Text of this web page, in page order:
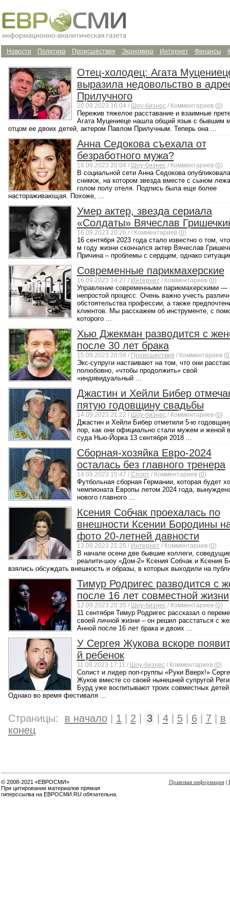
Финансы
Интернет
Экономика
Происшествия
Политика
Новости
Отец-холодец: Агата
выразила недовольство в
Прилучного
20.09.2023 16:04 / Шоу-бизнес/ Комментариев (0)
Пережив тяжелое расставание и взаимные
Агата Муцениеце нашла общий язык с бывшим
отцом ее двоих детей, актером Павлом Прилучным. Теперь она ...
Анна Седокова съехала от
безработного мужа?
18.09.2023 20:04 / Шоу-бизнес/ Комментариев (0)
В социальной сети Анна Седокова опубликовала
снимок, на котором звезда вместе с сыном
голом полу отеля. Подпись была еще более
настораживающая. Похоже, ...
Умер актер, звезда сериала
«Солдаты» Вячеслав
16.09.2023 20:26 / / Комментариев (0)
16 сентября 2023 года стало известно о том,
м году жизни скончался актер Вячеслав
Причина – проблемы с сердцем, однако
Современные парикмахерские
16.09.2023 14:27 / Интернет / Комментариев (0)
Управление современными парикмахерскими —
непростой процесс. Очень важно учесть
обстоятельства профессии, а также
клиентов. Мы расскажем об инструменте, с
которого ...
Хью Джекман разводится с
после 30 лет брака
15.09.2023 20:59 / Происшествия / Комментариев (0
Экс-супруги настаивают на том, что они
полюбовно, «чтобы продолжить» свой
«индивидуальный ...
Джастин и Хейли Бибер
пятую годовщину свадьбы
14.09.2023 21:22 / Шоу-бизнес/ Комментариев (0)
Джастин и Хейли Бибер отметили 5-ю
пор, как они официально стали мужем и женой
суда Нью-Йорка 13 сентября 2018 ...
Сборная-хозяйка Евро-2024
осталась без главного тренера
14.09.2023 15:47 / Спорт / Комментариев (0)
Футбольная сборная Германии, которая будет
чемпионата Европы летом 2024 года,
нового главного ...
Ксения Собчак проехалась по
внешности Ксении Бородины
фото 20-летней давности
13.09.2023 21:25 / Интернет / Комментариев (0)
В начале осени две бывшие коллеги,
реалити-шоу «Дом-2» Ксения Собчак и Ксения
взялись обсуждать внешность и образы, в которых выходили на
Тимур Родригес разводится с
после 16 лет совместной жизни
12.09.2023 20:35 / Шоу-бизнес/ Комментариев (0)
11 сентября Тимур Родригес рассказал о
своей личной жизни – он решил расстаться с
Анной после 16 лет брака и двоих ...
У Сергея Жукова вскоре
й ребенок
11.09.2023 17:11 / Шоу-бизнес/ Комментариев (0)
Солист и лидер поп-группы «Руки Вверх!»
Жуков вместе со своей нынешней супругой
Бурд уже воспитывают троих совместных
Однако во время фестиваля ...
Страницы: в начало| 1 2 3 4| 5| 6| 7
в
конец
© 2008-2021 «ЕВРОСМИ»
При цитировании материалов прямая
гиперссылка на ЕВРОСМИ.RU обязательна.
Правовая информация|